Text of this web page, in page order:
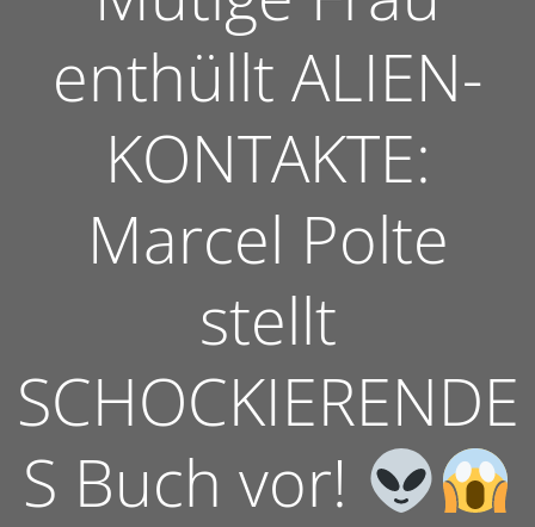
enthüllt ALIEN-
KONTAKTE:
Marcel Polte
stellt
SCHOCKIERENDE
S Buch vor!